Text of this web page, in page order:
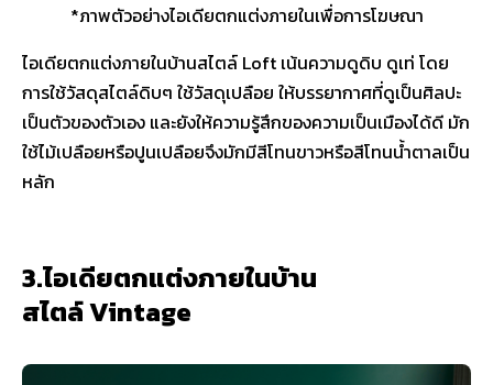
*ภาพตัวอย่างไอเดียตกแต่งภายในเพื่อการโฆษณา
ไอเดียตกแต่งภายในบ้านสไตล์ Loft เน้นความดูดิบ ดูเท่ โดย
การใช้วัสดุสไตล์ดิบๆ ใช้วัสดุเปลือย ให้บรรยากาศที่ดูเป็นศิลปะ
เป็นตัวของตัวเอง และยังให้ความรู้สึกของความเป็นเมืองได้ดี มัก
ใช้ไม้เปลือยหรือปูนเปลือยจึงมักมีสีโทนขาวหรือสีโทนน้ำตาลเป็น
หลัก
3.ไอเดียตกแต่งภายในบ้าน
สไตล์ Vintage